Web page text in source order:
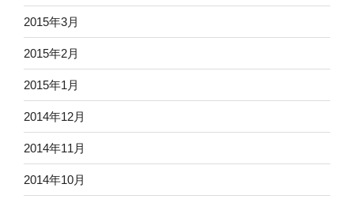
2015年3月
2015年2月
2015年1月
2014年12月
2014年11月
2014年10月